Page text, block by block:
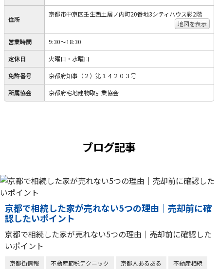
住所
京都市中京区壬生西土居ノ内町20番地3シティハウス彩2階
地図を表示
営業時間 9:30〜18:30
定休日 火曜日・水曜日
免許番号 京都府知事（２）第１４２０３号
所属協会 京都府宅地建物取引業協会
ブログ記事
京都で相続した家が売れない5つの理由｜売却前に確
認したいポイント
京都で相続した家が売れない5つの理由｜売却前に確認した
いポイント
京都街情報 不動産節税テクニック 京都人あるある
不動産相続